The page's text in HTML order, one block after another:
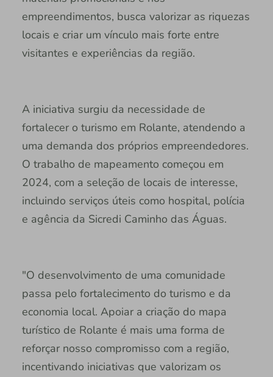
empreendimentos, busca valorizar as riquezas
locais e criar um vínculo mais forte entre
visitantes e experiências da região.
A iniciativa surgiu da necessidade de
fortalecer o turismo em Rolante, atendendo a
uma demanda dos próprios empreendedores.
O trabalho de mapeamento começou em
2024, com a seleção de locais de interesse,
incluindo serviços úteis como hospital, polícia
e agência da Sicredi Caminho das Águas.
"O desenvolvimento de uma comunidade
passa pelo fortalecimento do turismo e da
economia local. Apoiar a criação do mapa
turístico de Rolante é mais uma forma de
reforçar nosso compromisso com a região,
incentivando iniciativas que valorizam os